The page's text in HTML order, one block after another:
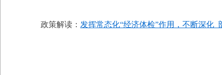
政策解读： 发挥常态化“经济体检”作用，不断深化